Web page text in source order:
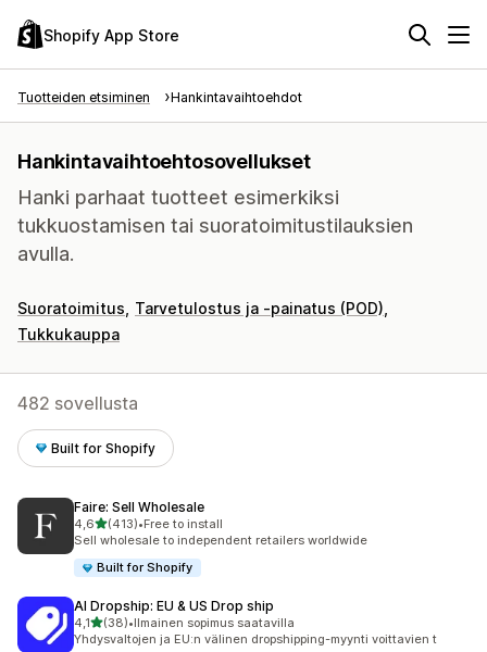
Shopify App Store
Tuotteiden etsiminen Hankintavaihtoehdot
Hankintavaihtoehtosovellukset
Hanki parhaat tuotteet esimerkiksi
tukkuostamisen tai suoratoimitustilauksien
avulla.
Suoratoimitus
Tarvetulostus ja -painatus (POD)
Tukkukauppa
482 sovellusta
Built for Shopify
Faire: Sell Wholesale
4,6/ 5 tähteä
(413)
413 arvostelua yhteensä
•Free to install
Sell wholesale to independent retailers worldwide
Built for Shopify
AI Dropship: EU & US Drop ship
4,1/ 5 tähteä
(38)
38 arvostelua yhteensä
•Ilmainen sopimus saatavilla
Yhdysvaltojen ja EU:n välinen dropshipping-myynti voittavien t